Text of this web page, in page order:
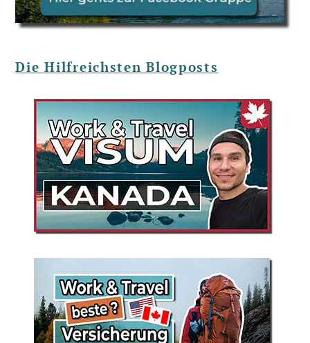
Die Hilfreichsten Blogposts